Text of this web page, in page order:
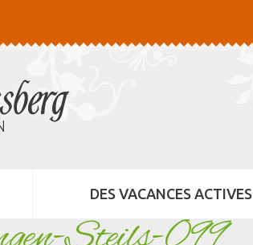
DES VACANCES ACTIVES